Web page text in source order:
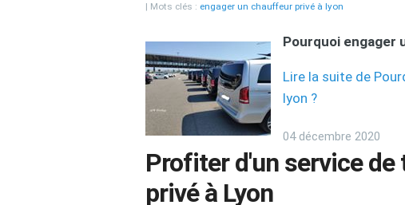
Mots clés : engager un chauffeur privé à lyon
Pourquoi engager
Lire la suite de
lyon ?
04 décembre 2020
Profiter d'un service
privé à Lyon